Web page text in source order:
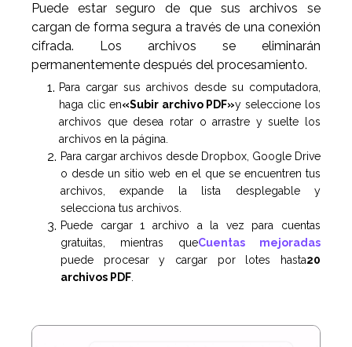
Puede estar seguro de que sus archivos se
cargan de forma segura a través de una conexión
cifrada. Los archivos se eliminarán
permanentemente después del procesamiento.
Para cargar sus archivos desde su computadora,
haga clic en«Subir archivo PDF»y seleccione los
archivos que desea rotar o arrastre y suelte los
archivos en la página.
Para cargar archivos desde Dropbox, Google Drive
o desde un sitio web en el que se encuentren tus
archivos, expande la lista desplegable y
selecciona tus archivos.
Puede cargar 1 archivo a la vez para cuentas
gratuitas, mientras queCuentas mejoradas
puede procesar y cargar por lotes hasta20
archivos PDF